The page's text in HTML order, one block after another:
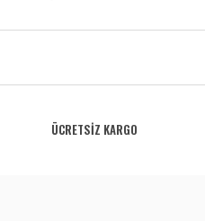
ÜCRETSİZ KARGO